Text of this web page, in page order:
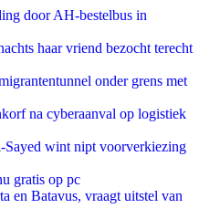
door AH-bestelbus in
haar vriend bezocht terecht
onder grens met
na cyberaanval op logistiek
Sayed wint nipt voorverkiezing
gratis op pc
en Batavus, vraagt uitstel van